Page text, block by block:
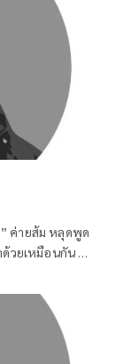
ค่ายส้ม หลุดพูด
วยเหมือนกัน ไม่